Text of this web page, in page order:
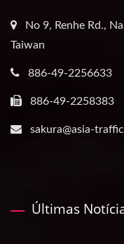
No 9, Renhe Rd.,
Taiwan
886-49-2256633
886-49-2258383
sakura@asia-
Últimas